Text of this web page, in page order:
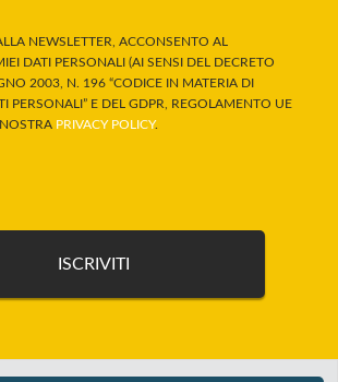
NEWSLETTER, ACCONSENTO AL
DATI PERSONALI (AI SENSI DEL DECRETO
2003, N. 196 “CODICE IN MATERIA DI
PERSONALI” E DEL GDPR, REGOLAMENTO UE
PRIVACY POLICY.